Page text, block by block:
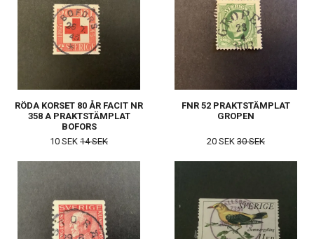
RÖDA KORSET 80 ÅR FACIT NR
358 A PRAKTSTÄMPLAT
BOFORS
10 SEK 14 SEK
FNR 52 PRAKTSTÄMPLAT
GROPEN
20 SEK 30 SEK